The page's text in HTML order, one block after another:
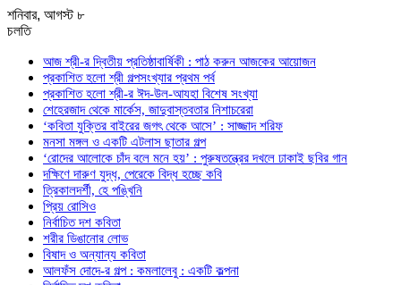
শনিবার, আগস্ট ৮
চলতি
আজ শ্রী-র দ্বিতীয় প্রতিষ্ঠাবার্ষিকী : পাঠ করুন আজকের আয়োজন
প্রকাশিত হলো শ্রী গল্পসংখ্যার প্রথম পর্ব
প্রকাশিত হলো শ্রী-র ঈদ-উল-আযহা বিশেষ সংখ্যা
শেহেরজাদ থেকে মার্কেস, জাদুবাস্তবতার নিশাচরেরা
‘কবিতা যুক্তির বাইরের জগৎ থেকে আসে’ : সাজ্জাদ শরিফ
মনসা মঙ্গল ও একটি এটলাস ছাতার গল্প
‘রোদের আলোকে চাঁদ বলে মনে হয়’ : পুরুষতন্ত্রের দখলে ঢাকাই ছবির গান
দক্ষিণে দারুণ যুদ্ধ, পেরেকে বিদ্ধ হচ্ছে কবি
ত্রিকালদর্শী, হে পঙ্খিনি
প্রিয় রোসিও
নির্বাচিত দশ কবিতা
শরীর ডিঙানোর লোভ
বিষাদ ও অন্যান্য কবিতা
আলফঁস দোদে-র গল্প : কমলালেবু : একটি কল্পনা